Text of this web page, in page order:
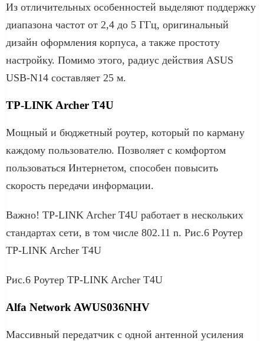
Из отличительных особенностей выделяют поддержку
диапазона частот от 2,4 до 5 ГГц, оригинальный
дизайн оформления корпуса, а также простоту
настройку. Помимо этого, радиус действия ASUS
USB-N14 составляет 25 м.
TP-LINK Archer T4U
Мощный и бюджетный роутер, который по карману
каждому пользователю. Позволяет с комфортом
пользоваться Интернетом, способен повысить
скорость передачи информации.
Важно! TP-LINK Archer T4U работает в нескольких
стандартах сети, в том числе 802.11 n. Рис.6 Роутер
TP-LINK Archer T4U
Рис.6 Роутер TP-LINK Archer T4U
Alfa Network AWUS036NHV
Массивный передатчик с одной антенной усиления